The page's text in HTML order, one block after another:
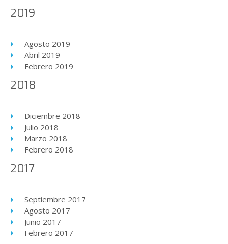
2019
Agosto 2019
Abril 2019
Febrero 2019
2018
Diciembre 2018
Julio 2018
Marzo 2018
Febrero 2018
2017
Septiembre 2017
Agosto 2017
Junio 2017
Febrero 2017